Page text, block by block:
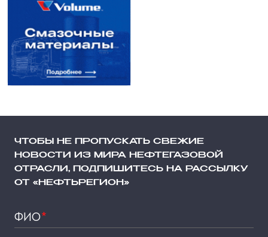
ЧТОБЫ НЕ ПРОПУСКАТЬ СВЕЖИЕ
НОВОСТИ ИЗ МИРА НЕФТЕГАЗОВОЙ
ОТРАСЛИ, ПОДПИШИТЕСЬ НА РАССЫЛКУ
ОТ «НЕФТЬРЕГИОН»
ФИО*